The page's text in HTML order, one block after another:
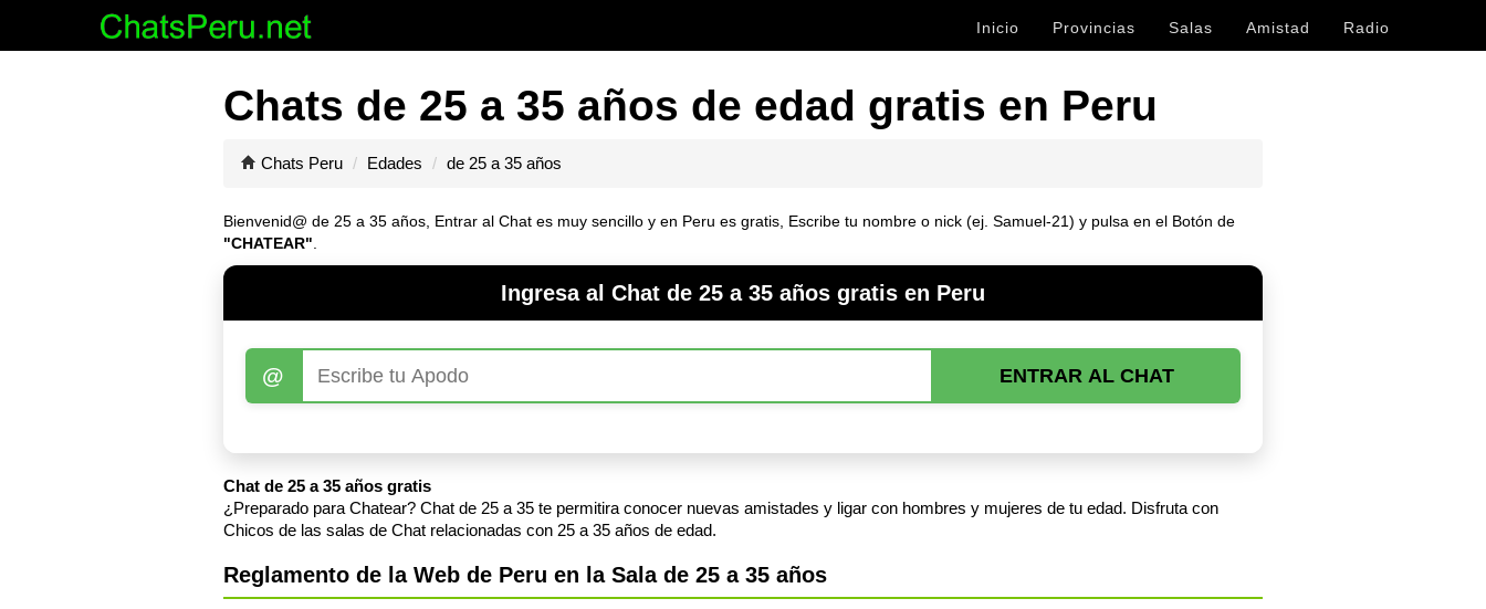
Inicio Provincias Salas Amistad Radio
Chats de 25 a 35 años de edad gratis en Peru
Chats Peru Edades de 25 a 35 años
Bienvenid@ de 25 a 35 años, Entrar al Chat es muy sencillo y en Peru es gratis, Escribe tu nombre o nick (ej. Samuel-21) y pulsa en el Botón de
"CHATEAR"
Ingresa al Chat de 25 a 35 años gratis en Peru
@ ENTRAR AL CHAT
Chat de 25 a 35 años gratis
¿Preparado para Chatear? Chat de 25 a 35 te permitira conocer nuevas amistades y ligar con hombres y mujeres de tu edad. Disfruta con
Chicos de las salas de Chat relacionadas con 25 a 35 años de edad.
Reglamento de la Web de Peru en la Sala de 25 a 35 años